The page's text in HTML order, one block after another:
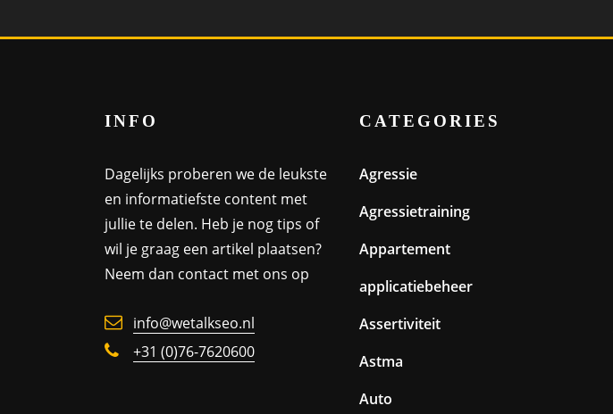
INFO
Dagelijks proberen we de leukste
en informatiefste content met
jullie te delen. Heb je nog tips of
wil je graag een artikel plaatsen?
Neem dan contact met ons op
info@wetalkseo.nl
+31 (0)76-7620600
CATEGORIES
Agressie
Agressietraining
Appartement
applicatiebeheer
Assertiviteit
Astma
Auto